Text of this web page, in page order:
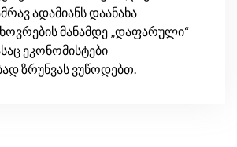
ადამიანს დაანახა
მანამდე „დაფარული“
ეკონომისტები
ზრუნვას ვუწოდებთ.